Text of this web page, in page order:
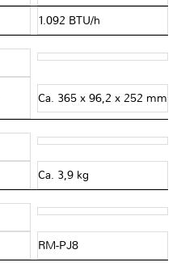
1.092 BTU/h
Ca. 365 x 96,2 x 252 mm
Ca. 3,9 kg
RM-PJ8